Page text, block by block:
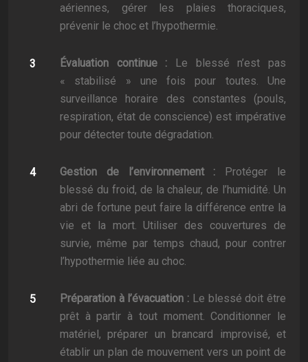
aériennes, gérer les plaies thoraciques,
prévenir le choc et l’hypothermie.
Évaluation continue : Le blessé n’est pas
« stabilisé » une fois pour toutes. Une
surveillance horaire des constantes (pouls,
respiration, état de conscience) est impérative
pour détecter toute dégradation.
Gestion de l’environnement : Protéger le
blessé du froid, de la chaleur, de l’humidité. Un
abri de fortune peut faire la différence entre la
vie et la mort. Utiliser des couvertures de
survie, même par temps chaud, pour contrer
l’hypothermie liée au choc.
Préparation à l’évacuation : Le blessé doit être
prêt à partir à tout moment. Conditionner le
matériel, préparer un brancard improvisé, et
établir un plan de mouvement vers un point de